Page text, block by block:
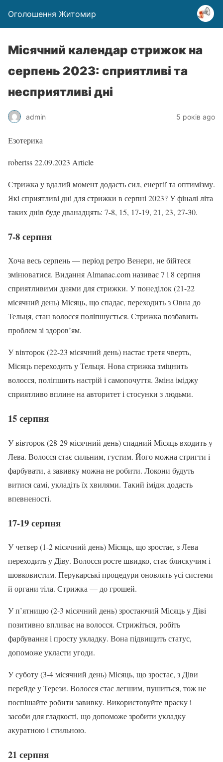
Оголошення Житомир
Місячний календар стрижок на
серпень 2023: сприятливі та
несприятливі дні
admin 5 років ago
Езотерика
robertss22.09.2023 Article
Стрижка у вдалий момент додасть сил, енергії та оптимізму.
Які сприятливі дні для стрижки в серпні 2023? У фіналі літа
таких днів буде дванадцять: 7-8, 15, 17-19, 21, 23, 27-30.
7-8 серпня
Хоча весь серпень — період ретро Венери, не бійтеся
змінюватися. Видання Аlmanac.com називає 7 і 8 серпня
сприятливими днями для стрижки. У понеділок (21-22
місячний день) Місяць, що спадає, переходить з Овна до
Тельця, стан волосся поліпшується. Стрижка позбавить
проблем зі здоров’ям.
У вівторок (22-23 місячний день) настає третя чверть,
Місяць переходить у Тельця. Нова стрижка зміцнить
волосся, поліпшить настрій і самопочуття. Зміна іміджу
сприятливо вплине на авторитет і стосунки з людьми.
15 серпня
У вівторок (28-29 місячний день) спадний Місяць входить у
Лева. Волосся стає сильним, густим. Його можна стригти і
фарбувати, а завивку можна не робити. Локони будуть
витися самі, укладіть їх хвилями. Такий імідж додасть
впевненості.
17-19 серпня
У четвер (1-2 місячний день) Місяць, що зростає, з Лева
переходить у Діву. Волосся росте швидко, стає блискучим і
шовковистим. Перукарські процедури оновлять усі системи
й органи тіла. Стрижка — до грошей.
У п’ятницю (2-3 місячний день) зростаючий Місяць у Діві
позитивно впливає на волосся. Стрижіться, робіть
фарбування і просту укладку. Вона підвищить статус,
допоможе укласти угоди.
У суботу (3-4 місячний день) Місяць, що зростає, з Діви
перейде у Терези. Волосся стає легшим, пушиться, тож не
поспішайте робити завивку. Використовуйте праску і
засоби для гладкості, що допоможе зробити укладку
акуратною і стильною.
21 серпня